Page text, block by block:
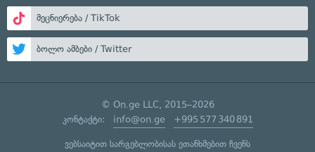
მეცნიერება / TikTok
ბოლო ამბები / Twitter
© On.ge LLC, 2015–2026
კონტაქტი: info@on.ge +995 577 340 891
ვებსაიტით სარგებლობისას ეთანხმებით ჩვენს